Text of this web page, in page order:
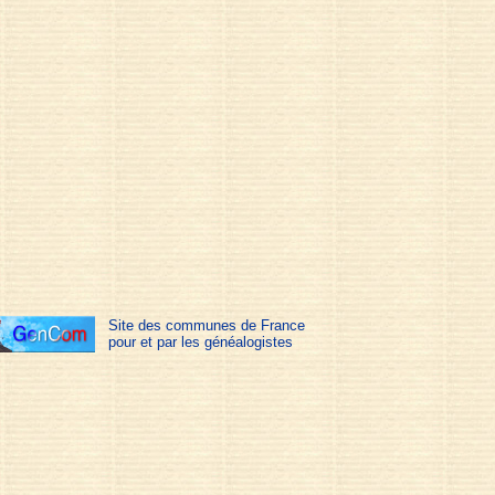
Site des communes de France
pour et par les généalogistes